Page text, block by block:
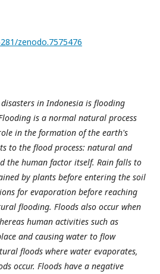
zenodo.7575476
in Indonesia is flooding
is a normal natural process
in the formation of the earth's
to the flood process: natural and
the human factor itself. Rain falls to
by plants before entering the soil
for evaporation before reaching
flooding. Floods also occur when
human activities such as
and causing water to flow
floods where water evaporates,
occur. Floods have a negative